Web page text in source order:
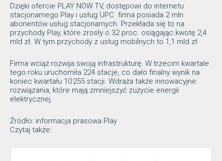
Dzięki ofercie PLAY NOW TV, dostępowi do internetu
stacjonarnego Play i usług UPC firma posiada 2 mln
abonentów usług stacjonarnych. Przekłada się to na
przychody Play, które zrosły o 32 proc. osiągając kwotę 2,4
mld zł. W tym przychody z usług mobilnych to 1,1 mld zł.
Firma wciąż rozwija swoją infrastrukturę. W trzecim kwartale
tego roku uruchomiła 224 stacje, co dało finalny wynik na
koniec kwartału 10 255 stacji. Wdraża także innowacyjne
rozwiązania, które mają zmniejszyć zużycie energii
elektrycznej.
Źródło: informacja prasowa Play
Czytaj także: